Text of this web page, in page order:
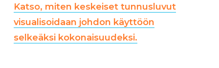
Katso, miten keskeiset tunnusluvut
visualisoidaan johdon käyttöön
selkeäksi kokonaisuudeksi.